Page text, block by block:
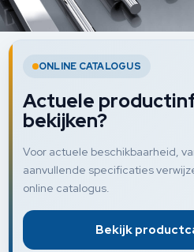
ONLINE CATALOGUS
Actuele
bekijken?
Voor actuele beschikbaarheid,
aanvullende specificaties
online catalogus.
Bekijk